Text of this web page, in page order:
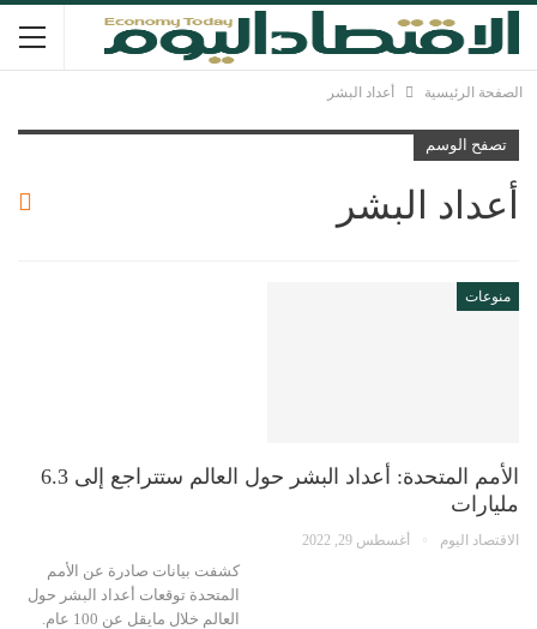
الصفحة الرئيسية أعداد البشر
تصفح الوسم
أعداد البشر
منوعات
الأمم المتحدة: أعداد البشر حول العالم ستتراجع إلى 6.3
مليارات
الاقتصاد اليوم أغسطس 29, 2022
كشفت بيانات صادرة عن الأمم
المتحدة توقعات أعداد البشر حول
العالم خلال مايقل عن 100 عام.